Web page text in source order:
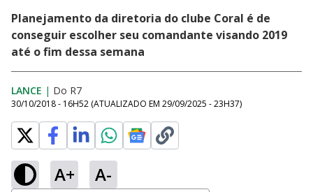
Planejamento da diretoria do clube Coral é de
conseguir escolher seu comandante visando 2019
até o fim dessa semana
LANCE | Do R7
30/10/2018 - 16H52 (ATUALIZADO EM 29/09/2025 - 23H37)
A+ A-